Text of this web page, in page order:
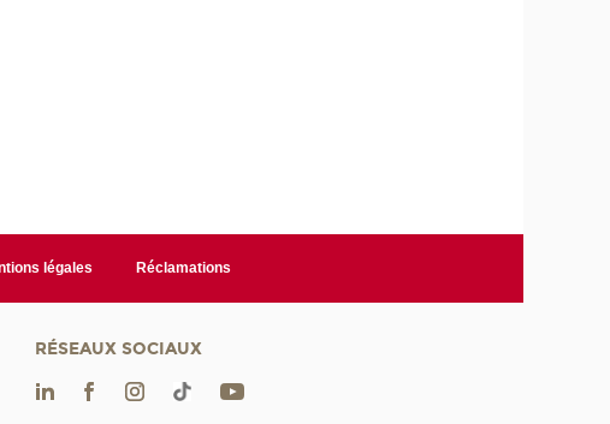
légales Réclamations
RÉSEAUX SOCIAUX